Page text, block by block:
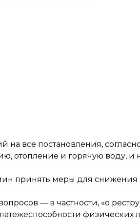
все постановления,
отопление и горячую воду, и
принять меры для снижения
— в частности, «о
физических